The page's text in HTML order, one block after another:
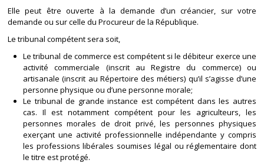
Elle peut être ouverte à la demande d’un créancier, sur votre
demande ou sur celle du Procureur de la République.
Le tribunal compétent sera soit,
Le tribunal de commerce est compétent si le débiteur exerce une
activité commerciale (inscrit au Registre du commerce) ou
artisanale (inscrit au Répertoire des métiers) qu’il s’agisse d’une
personne physique ou d’une personne morale;
Le tribunal de grande instance est compétent dans les autres
cas. Il est notamment compétent pour les agriculteurs, les
personnes morales de droit privé, les personnes physiques
exerçant une activité professionnelle indépendante y compris
les professions libérales soumises légal ou réglementaire dont
le titre est protégé.